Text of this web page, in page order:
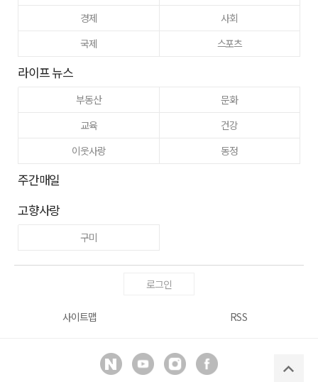
경제
사회
국제
스포츠
라이프 뉴스
부동산
문화
교육
건강
이웃사랑
동정
주간매일
고향사랑
구미
로그인
사이트맵 RSS